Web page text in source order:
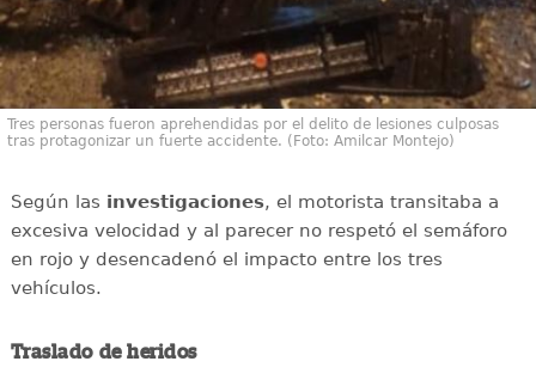
Tres personas fueron aprehendidas por el delito de lesiones culposas
tras protagonizar un fuerte accidente. (Foto: Amilcar Montejo)
Según las investigaciones, el motorista transitaba a
excesiva velocidad y al parecer no respetó el semáforo
en rojo y desencadenó el impacto entre los tres
vehículos.
Traslado de heridos